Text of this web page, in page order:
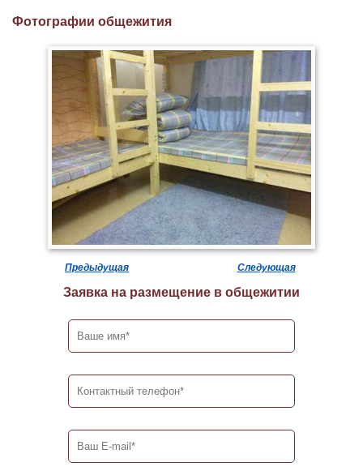
Фотографии общежития
Предыдущая Следующая
Заявка на размещение в общежитии